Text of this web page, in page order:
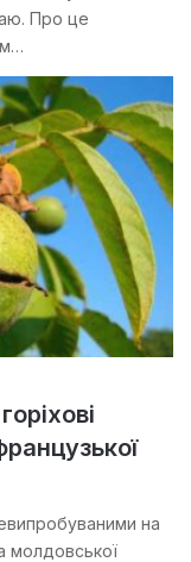
Про це
на
молдовської